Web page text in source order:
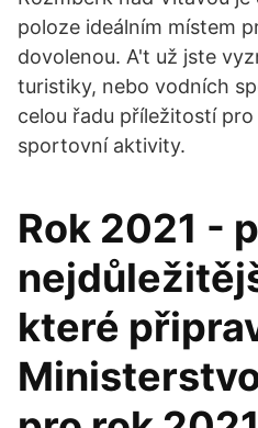
poloze ideálním místem
dovolenou. A't už jste
turistiky, nebo vodních
celou řadu příležitostí
sportovní aktivity.
Rok 2021 -
které